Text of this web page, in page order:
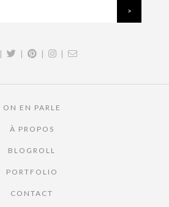
| | | |
ON EN PARLE
À PROPOS
BLOGROLL
PORTFOLIO
CONTACT